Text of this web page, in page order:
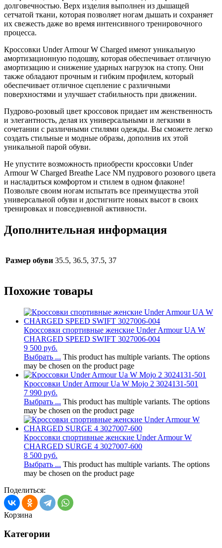
долговечностью. Верх изделия выполнен из дышащей
сетчатой ткани, которая позволяет ногам дышать и сохраняет
их свежесть даже во время интенсивного тренировочного
процесса.
Кроссовки Under Armour W Charged имеют уникальную
амортизационную подошву, которая обеспечивает отличную
амортизацию и снижение ударных нагрузок на стопу. Они
также обладают прочным и гибким профилем, который
обеспечивает отличное сцепление с различными
поверхностями и улучшает стабильность при движении.
Пудрово-розовый цвет кроссовок придает им женственность
и элегантность, делая их универсальными и легкими в
сочетании с различными стилями одежды. Вы сможете легко
создать стильные и модные образы, дополнив их этой
уникальной парой обуви.
Не упустите возможность приобрести кроссовки Under
Armour W Charged Breathe Lace NM пудрового розового цвета
и насладиться комфортом и стилем в одном флаконе!
Позвольте своим ногам испытать все преимущества этой
универсальной обуви и достигните новых высот в своих
тренировках и повседневной активности.
Дополнительная информация
Размер обуви 35.5, 36.5, 37.5, 37
Похожие товары
Кроссовки спортивные женские Under Armour UA W
CHARGED SPEED SWIFT 3027006-004
9 500 руб.
Выбрать ... This product has multiple variants. The options
may be chosen on the product page
Кроссовки Under Armour Ua W Mojo 2 3024131-501
7 990 руб.
Выбрать ... This product has multiple variants. The options
may be chosen on the product page
Кроссовки спортивные женские Under Armour W
CHARGED SURGE 4 3027007-600
8 500 руб.
Выбрать ... This product has multiple variants. The options
may be chosen on the product page
Поделиться:
Корзина
Категории